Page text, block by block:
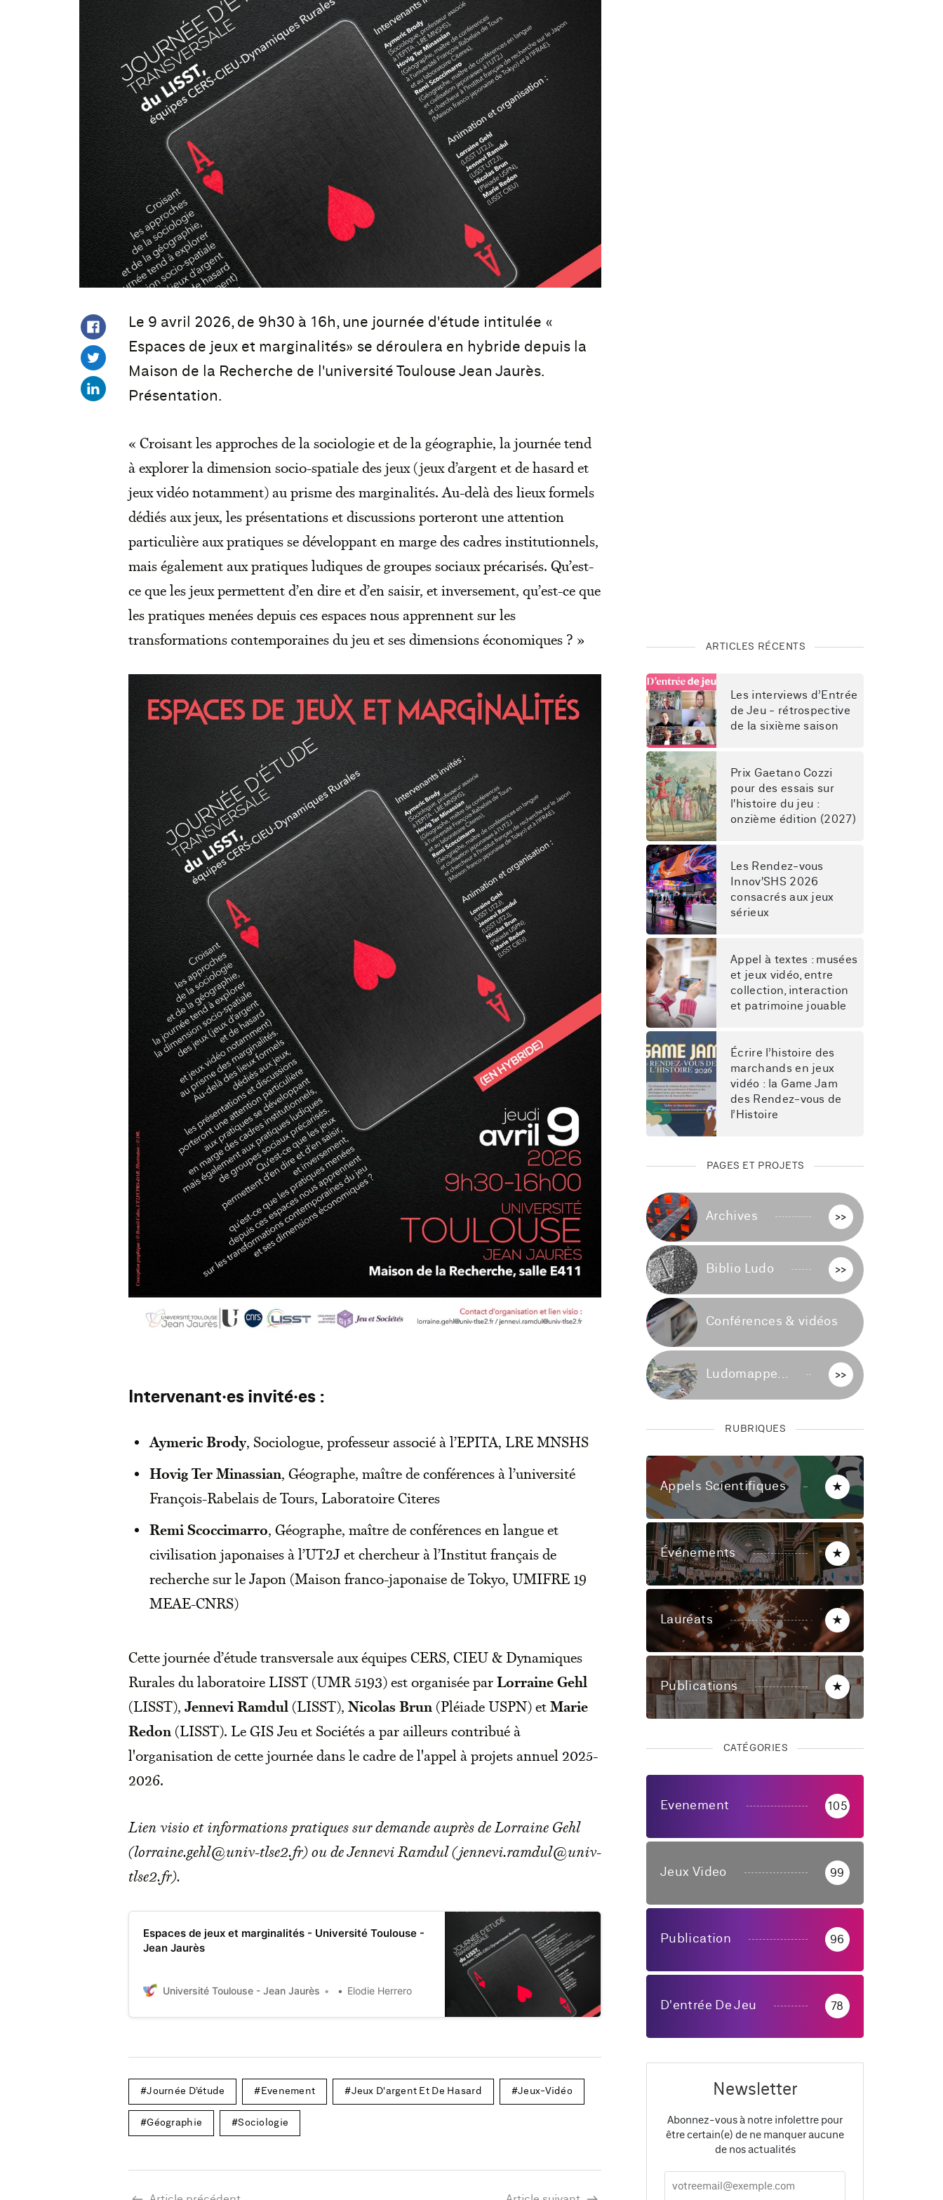
Le 9 avril 2026, de 9h30 à 16h, une journée d'étude intitulée «
Espaces de jeux et marginalités» se déroulera en hybride depuis la
Maison de la Recherche de l'université Toulouse Jean Jaurès.
Présentation.
« Croisant les approches de la sociologie et de la géographie, la journée tend
à explorer la dimension socio-spatiale des jeux (jeux d’argent et de hasard et
jeux vidéo notamment) au prisme des marginalités. Au-delà des lieux formels
dédiés aux jeux, les présentations et discussions porteront une attention
particulière aux pratiques se développant en marge des cadres institutionnels,
mais également aux pratiques ludiques de groupes sociaux précarisés. Qu’est-
ce que les jeux permettent d’en dire et d’en saisir, et inversement, qu’est-ce que
les pratiques menées depuis ces espaces nous apprennent sur les
transformations contemporaines du jeu et ses dimensions économiques ? »
Intervenant·es invité·es :
Aymeric Brody, Sociologue, professeur associé à l’EPITA, LRE MNSHS
Hovig Ter Minassian, Géographe, maître de conférences à l’université
François-Rabelais de Tours, Laboratoire Citeres
Remi Scoccimarro, Géographe, maître de conférences en langue et
civilisation japonaises à l’UT2J et chercheur à l’Institut français de
recherche sur le Japon (Maison franco-japonaise de Tokyo, UMIFRE 19
MEAE-CNRS)
Cette journée d’étude transversale aux équipes CERS, CIEU & Dynamiques
Rurales du laboratoire LISST (UMR 5193) est organisée parLorraine Gehl
(LISST), Jennevi Ramdul (LISST), Nicolas Brun (Pléiade USPN) etMarie
Redon (LISST). Le GIS Jeu et Sociétés a par ailleurs contribué à
l'organisation de cette journée dans le cadre de l'appel à projets annuel 2025-
2026.
Lien visio et informations pratiques sur demande auprès de Lorraine Gehl
(lorraine.gehl@univ-tlse2.fr) ou de Jennevi Ramdul (jennevi.ramdul@univ-
tlse2.fr).
Espaces de jeux et marginalités - Université Toulouse -
Jean Jaurès
Université Toulouse - Jean Jaurès Elodie Herrero
Journée D’étude Evenement Jeux D'argent Et De Hasard Jeux-Vidéo
Géographie Sociologie
ARTICLES RÉCENTS
Les interviews d’Entrée
de Jeu - rétrospective
de la sixième saison
Prix Gaetano Cozzi
pour des essais sur
l'histoire du jeu :
onzième édition (2027)
Les Rendez-vous
Innov'SHS 2026
consacrés aux jeux
sérieux
Appel à textes : musées
et jeux vidéo, entre
collection, interaction
et patrimoine jouable
Écrire l’histoire des
marchands en jeux
vidéo : la Game Jam
des Rendez-vous de
l’Histoire
PAGES ET PROJETS
Archives >>
Biblio Ludo >>
Conférences & vidéos
Ludomappe... >>
RUBRIQUES
Appels Scientifiques ★
Événements ★
Lauréats ★
Publications ★
CATÉGORIES
Evenement 105
Jeux Video 99
Publication 96
D'entrée De Jeu 78
Newsletter
Abonnez-vous à notre infolettre pour
être certain(e) de ne manquer aucune
de nos actualités